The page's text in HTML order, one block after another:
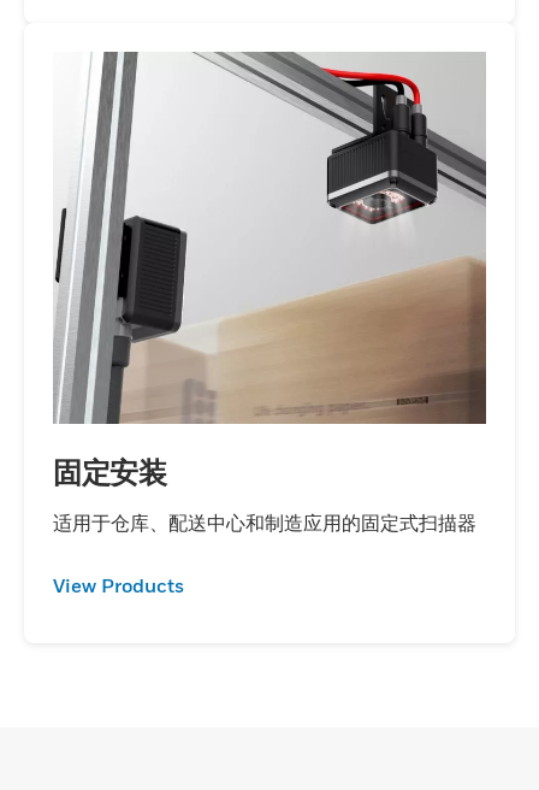
固定安装
适用于仓库、配送中心和制造应用的固定式扫描器
View Products